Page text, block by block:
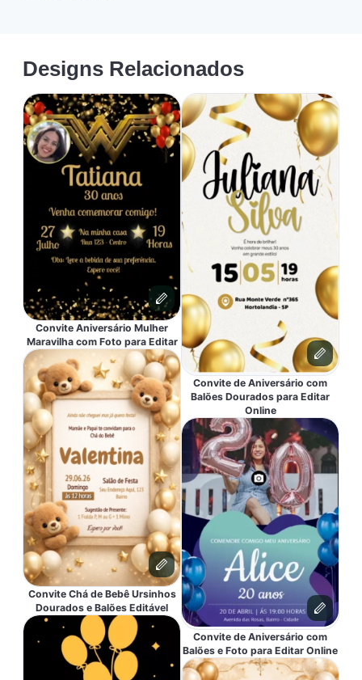
Designs Relacionados
Convite Aniversário Mulher
Maravilha com Foto para Editar
Convite Chá de Bebê Ursinhos
Dourados e Balões Editável
Convite de Aniversário com
Balões Dourados para Editar
Online
Convite de Aniversário com
Balões e Foto para Editar Online